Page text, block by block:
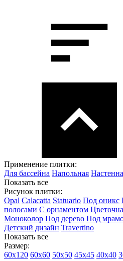
Применение плитки:
Для бассейна Напольная
Показать все
Рисунок плитки:
Opal Calacatta Statuario Под оникс
полосами С орнаментом
Моноколор Под дерево Под
Детский дизайн Travertino
Показать все
Размер:
60х120 60х60 50х50 45х45 40х40